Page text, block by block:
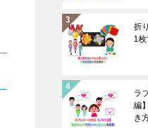
折
1
ラ
編
き